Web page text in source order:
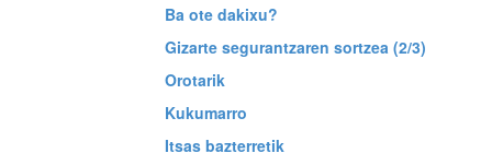
Ba ote dakixu?
Gizarte segurantzaren sortzea (2/3)
Orotarik
Kukumarro
Itsas bazterretik